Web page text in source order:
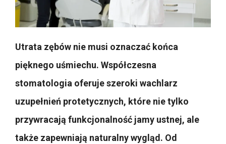
Utrata zębów nie musi oznaczać końca
pięknego uśmiechu. Współczesna
stomatologia oferuje szeroki wachlarz
uzupełnień protetycznych, które nie tylko
przywracają funkcjonalność jamy ustnej, ale
także zapewniają naturalny wygląd. Od